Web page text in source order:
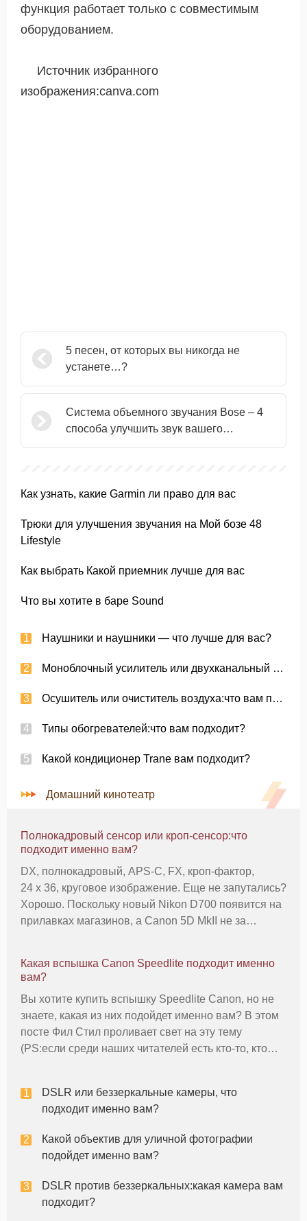
функция работает только с совместимым
оборудованием.
Источник избранного
изображения:canva.com
5 песен, от которых вы никогда не
устанете…?
Система объемного звучания Bose – 4
способа улучшить звук вашего
телевизора
Как узнать, какие Garmin ли право для вас
Трюки для улучшения звучания на Мой бозе 48
Lifestyle
Как выбрать Какой приемник лучше для вас
Что вы хотите в баре Sound
Наушники и наушники — что лучше для вас?
Моноблочный усилитель или двухканальный усилитель:что лучше для вас?
Осушитель или очиститель воздуха:что вам подходит?
Типы обогревателей:что вам подходит?
Какой кондиционер Trane вам подходит?
Домашний кинотеатр
Полнокадровый сенсор или кроп-сенсор:что
подходит именно вам?
DX, полнокадровый, APS-C, FX, кроп-фактор,
24 x 36, круговое изображение. Еще не запутались?
Хорошо. Поскольку новый Nikon D700 появится на
прилавках магазинов, а Canon 5D MkII не за
прямоугольник, на котором сн
Какая вспышка Canon Speedlite подходит именно
вам?
Вы хотите купить вспышку Speedlite Canon, но не
знаете, какая из них подойдет именно вам? В этом
посте Фил Стил проливает свет на эту тему
(PS:если среди наших читателей есть кто-то, кто
публикации). Инвестирование
DSLR или беззеркальные камеры, что
подходит именно вам?
Какой объектив для уличной фотографии
подойдет именно вам?
DSLR против беззеркальных:какая камера вам
подходит?